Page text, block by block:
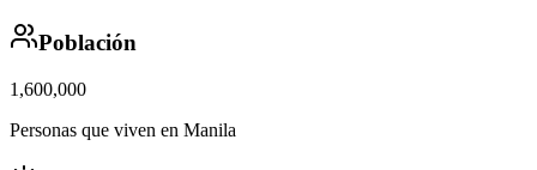
Población
1,600,000
Personas que viven en Manila